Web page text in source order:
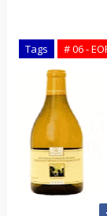
Tags # 06 -